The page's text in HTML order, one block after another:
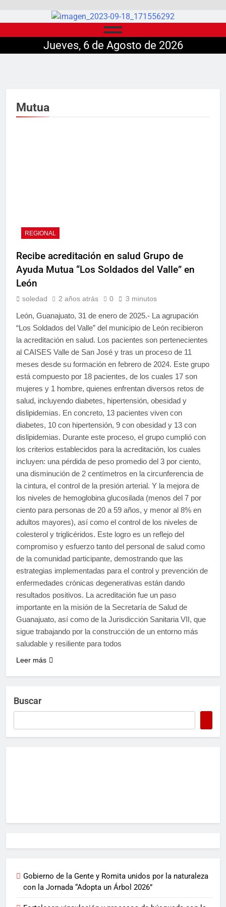
Jueves, 6 de Agosto de 2026
Mutua
REGIONAL
Recibe acreditación en salud Grupo de
Ayuda Mutua “Los Soldados del Valle” en
León
soledad 2 años atrás 0 3 minutos
León, Guanajuato, 31 de enero de 2025.- La agrupación
“Los Soldados del Valle” del municipio de León recibieron
la acreditación en salud. Los pacientes son pertenecientes
al CAISES Valle de San José y tras un proceso de 11
meses desde su formación en febrero de 2024. Este grupo
está compuesto por 18 pacientes, de los cuales 17 son
mujeres y 1 hombre, quienes enfrentan diversos retos de
salud, incluyendo diabetes, hipertensión, obesidad y
dislipidemias. En concreto, 13 pacientes viven con
diabetes, 10 con hipertensión, 9 con obesidad y 13 con
dislipidemias. Durante este proceso, el grupo cumplió con
los criterios establecidos para la acreditación, los cuales
incluyen: una pérdida de peso promedio del 3 por ciento,
una disminución de 2 centímetros en la circunferencia de
la cintura, el control de la presión arterial. Y la mejora de
los niveles de hemoglobina glucosilada (menos del 7 por
ciento para personas de 20 a 59 años, y menor al 8% en
adultos mayores), así como el control de los niveles de
colesterol y triglicéridos. Este logro es un reflejo del
compromiso y esfuerzo tanto del personal de salud como
de la comunidad participante, demostrando que las
estrategias implementadas para el control y prevención de
enfermedades crónicas degenerativas están dando
resultados positivos. La acreditación fue un paso
importante en la misión de la Secretaría de Salud de
Guanajuato, así como de la Jurisdicción Sanitaria VII, que
sigue trabajando por la construcción de un entorno más
saludable y resiliente para todos
Leer más
Buscar
Gobierno de la Gente y Romita unidos por la naturaleza
con la Jornada “Adopta un Árbol 2026”